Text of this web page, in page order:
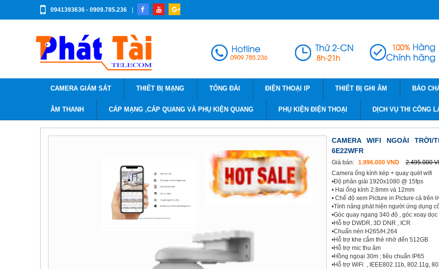
0941393636 - 0909.785.236
CAMERA GIÁM SÁT THIẾT BỊ MẠNG TỔNG ĐÀI ĐIỆN THOẠI IP THIẾT BỊ GHI ÂM BÁO
ÂM THANH CÁP MẠNG ,CÁP QUANG VÀ PHỤ KIỆN QUANG PHỤ KIỆN ĐIỆN THOẠI DỊCH VỤ THI CÔNG
CAMERA WIFI NGOÀI TRỜI/
6E22WFR
Giá bán: 1.996.000 VND
2.495.000
Camera ống kính kép + quay quét wifi
•Độ phân giải 1920x1080 @ 15fps
• Hai ống kính 2.8mm và 12mm
• Chế độ xem Picture in Picture cả trên
•Tính năng phát hiện người ứng dụng
•Góc quay ngang 340 độ , góc xoay
•Hỗ trợ DWDR, 3D DNR , ICR
•Chuấn nén H265/H.264
•Hỗ trợ khe cắm thẻ nhớ đến 512GB
•Hỗ trợ mic thu âm
•Hồng ngoại 30m ; tiêu chuẩn IP65
•Hỗ trợ WiFi , IEEE802.11b, 802.11g,